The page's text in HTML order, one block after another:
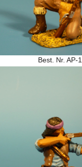
Best. Nr. AP-